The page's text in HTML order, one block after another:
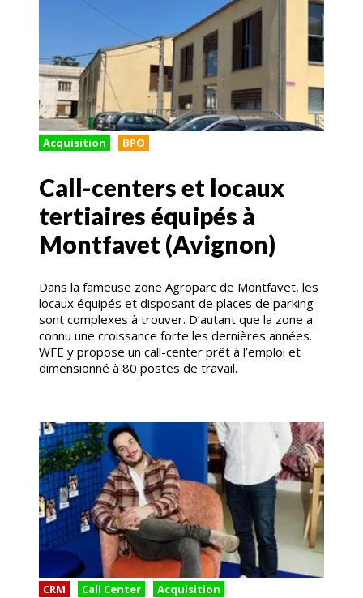
Acquisition BPO
Call-centers et locaux
tertiaires équipés à
Montfavet (Avignon)
Dans la fameuse zone Agroparc de Montfavet, les
locaux équipés et disposant de places de parking
sont complexes à trouver. D’autant que la zone a
connu une croissance forte les dernières années.
WFE y propose un call-center prêt à l’emploi et
dimensionné à 80 postes de travail.
CRM Call Center Acquisition